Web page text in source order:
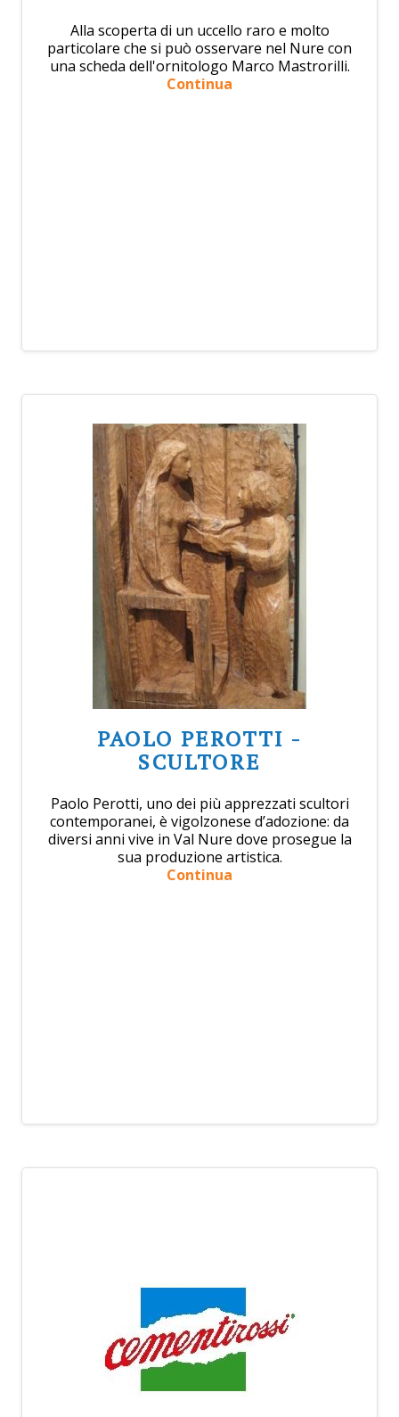
Alla scoperta di un uccello raro e molto
particolare che si può osservare nel Nure con
una scheda dell'ornitologo Marco Mastrorilli.
Continua
PAOLO PEROTTI -
SCULTORE
Paolo Perotti, uno dei più apprezzati scultori
contemporanei, è vigolzonese d’adozione: da
diversi anni vive in Val Nure dove prosegue la
sua produzione artistica.
Continua